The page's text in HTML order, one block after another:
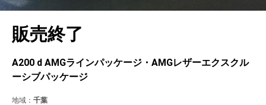
自動車保険
カタログ情報
問合せ履歴
アカウントの確認・編集
タイヤ交換
ボディ修理
プレスリリース
ヤナセの歴史
女性活躍・次世代育成
BMW認定中古車
フォルクスワーゲン認定中古車
ポルシェ認定中古車
新車情報
利用規約
金融商品の勧誘方針
© 2021 YANASE & CO.,LTD. ALL RIGHTS RESERVED.
販売終了
A200 d AMGラインパッケージ・AMGレザーエクスクル
ーシブパッケージ
地域： 千葉
キャンセル